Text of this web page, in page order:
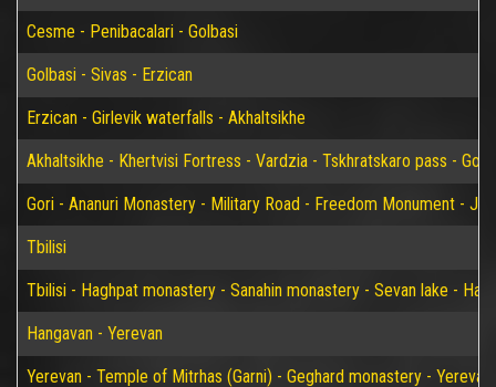
Cesme - Penibacalari - Golbasi
Golbasi - Sivas - Erzican
Erzican - Girlevik waterfalls - Akhaltsikhe
Akhaltsikhe - Khertvisi Fortress - Vardzia - Tskhratskaro pass - Gori
Gori - Ananuri Monastery - Military Road - Freedom Monument -
Tbilisi
Tbilisi - Haghpat monastery - Sanahin monastery - Sevan lake -
Hangavan - Yerevan
Yerevan - Temple of Mitrhas (Garni) - Geghard monastery - Yerevan